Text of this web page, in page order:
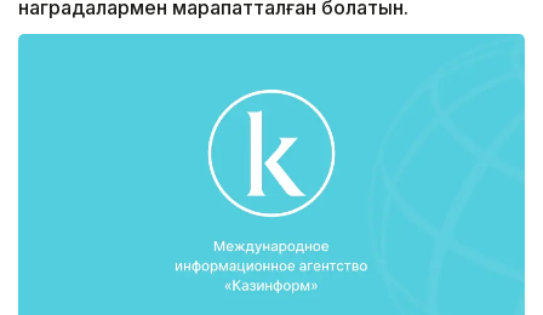
наградалармен марапатталған болатын.